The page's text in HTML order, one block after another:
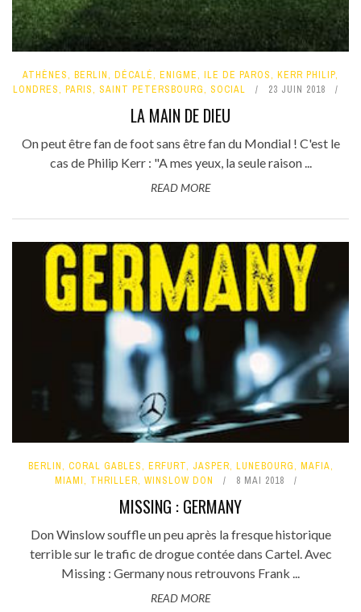
ATHÈNES, BERLIN, DÉCALÉ, ENIGME, ILE DE PAROS, KERR PHILIP,
LONDRES, PARIS, SAINT PETERSBOURG, SOCIAL 23 JUIN 2018
LA MAIN DE DIEU
On peut être fan de foot sans être fan du Mondial ! C'est le
cas de Philip Kerr : "A mes yeux, la seule raison ...
READ MORE
BERLIN, CORAL GABLES, ERFURT, JASPER, LUNEBOURG, MAFIA,
MIAMI, THRILLER, WINSLOW DON 8 MAI 2018
MISSING : GERMANY
Don Winslow souffle un peu après la fresque historique
terrible sur le trafic de drogue contée dans Cartel. Avec
Missing : Germany nous retrouvons Frank ...
READ MORE